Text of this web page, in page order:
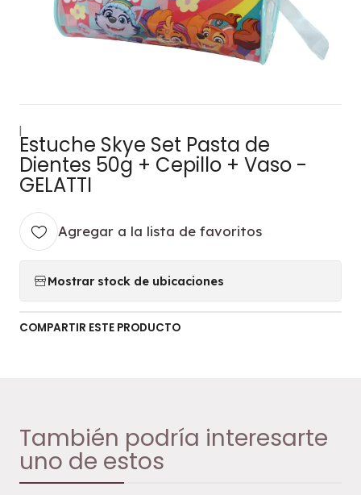
|
Estuche Skye Set Pasta de
Dientes 50g + Cepillo + Vaso -
GELATTI
Agregar a la lista de favoritos
Mostrar stock de ubicaciones
COMPARTIR ESTE PRODUCTO
También podría interesarte
uno de estos